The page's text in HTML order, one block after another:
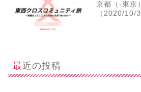
京都（-東京
（2020/10/
最近の投稿